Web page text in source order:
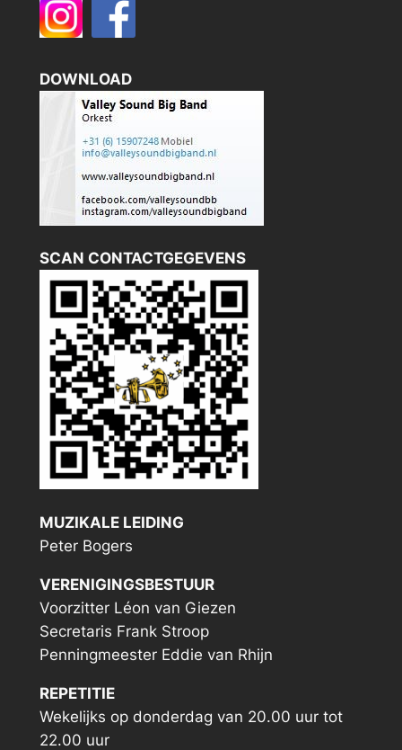
a
c
iDOWNLOAD
SCAN CONTACTGEGEVENS
MUZIKALE LEIDING
Peter Bogers
VERENIGINGSBESTUUR
Voorzitter Léon van Giezen
Secretaris Frank Stroop
Penningmeester Eddie van Rhijn
REPETITIE
Wekelijks op donderdag van 20.00 uur tot
22.00 uur